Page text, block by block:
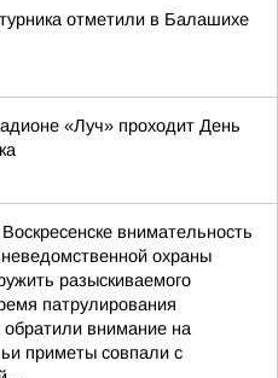
отметили в Балашихе
«Луч» проходит День
внимательность
охраны
разыскиваемого
патрулирования
обратили внимание на
приметы совпали с